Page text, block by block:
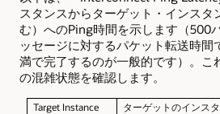
スタンスからターゲット・インスタ
む）へのPing時間を示します（500
ッセージに対するパケット転送時間
満で完了するのが一般的です）。こ
の混雑状態を確認します。
Target Instance ターゲットのインス